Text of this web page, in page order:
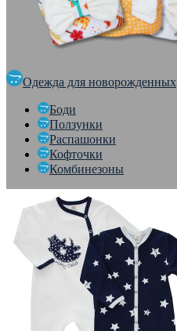
Одежда для новорожденных
Боди
Ползунки
Распашонки
Кофточки
Комбинезоны